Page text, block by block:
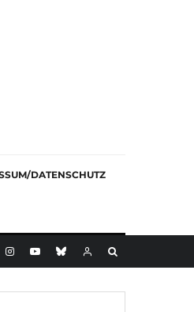
DATENSCHUTZ